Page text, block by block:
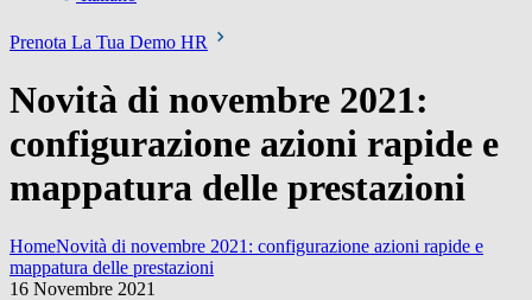
Prenota La Tua Demo HR
Novità di novembre 2021:
configurazione azioni rapide e
mappatura delle prestazioni
HomeNovità di novembre 2021: configurazione azioni rapide e
mappatura delle prestazioni
16 Novembre 2021